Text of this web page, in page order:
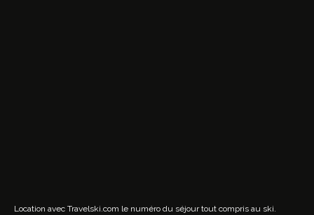
Location avec Travelski.com le numéro du séjour tout compris au ski.